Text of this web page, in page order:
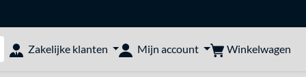
doorzoeken
Zakelijke klanten Mijn account Winkelwagen